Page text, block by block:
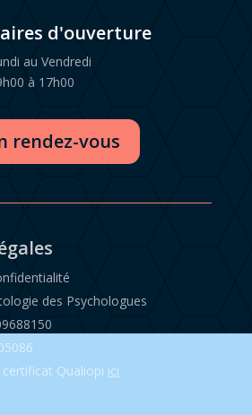
d'ouverture
au Vendredi
à 17h00
rendez-vous
des Psychologues
Qualiopi ici